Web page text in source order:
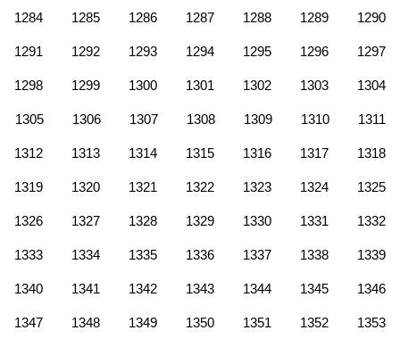
1284 1285 1286 1287 1288 1289 1290
1291 1292 1293 1294 1295 1296 1297
1298 1299 1300 1301 1302 1303 1304
1305 1306 1307 1308 1309 1310 1311
1312 1313 1314 1315 1316 1317 1318
1319 1320 1321 1322 1323 1324 1325
1326 1327 1328 1329 1330 1331 1332
1333 1334 1335 1336 1337 1338 1339
1340 1341 1342 1343 1344 1345 1346
1347 1348 1349 1350 1351 1352 1353